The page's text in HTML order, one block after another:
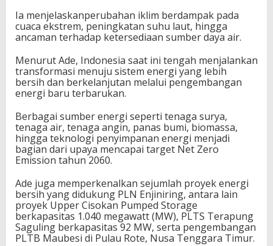
Ia menjelaskanperubahan iklim berdampak pada
cuaca ekstrem, peningkatan suhu laut, hingga
ancaman terhadap ketersediaan sumber daya air.
Menurut Ade, Indonesia saat ini tengah menjalankan
transformasi menuju sistem energi yang lebih
bersih dan berkelanjutan melalui pengembangan
energi baru terbarukan.
Berbagai sumber energi seperti tenaga surya,
tenaga air, tenaga angin, panas bumi, biomassa,
hingga teknologi penyimpanan energi menjadi
bagian dari upaya mencapai target Net Zero
Emission tahun 2060.
Ade juga memperkenalkan sejumlah proyek energi
bersih yang didukung PLN Enjiniring, antara lain
proyek Upper Cisokan Pumped Storage
berkapasitas 1.040 megawatt (MW), PLTS Terapung
Saguling berkapasitas 92 MW, serta pengembangan
PLTB Maubesi di Pulau Rote, Nusa Tenggara Timur.